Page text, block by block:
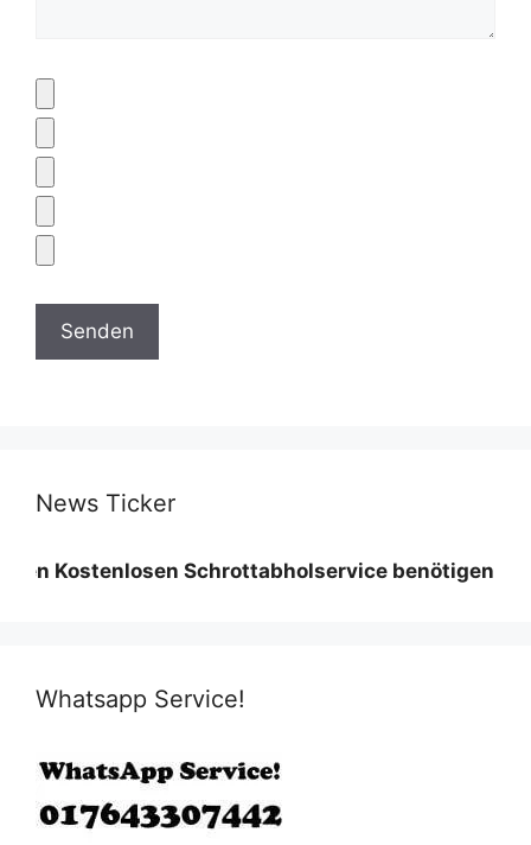
News Ticker
Schrottabholservice benötigen wir eine
Whatsapp Service!